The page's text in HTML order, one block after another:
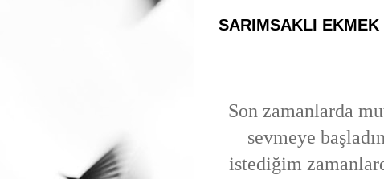
SARIMSAKLI EKMEK
Son zamanlarda
sevmeye
istediğim